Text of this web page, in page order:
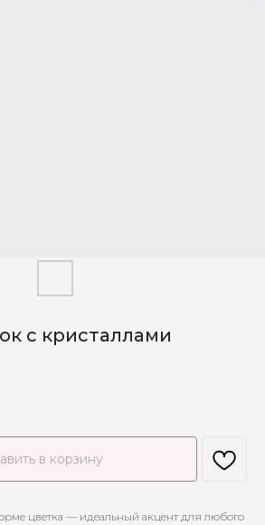
с кристаллами
в корзину
цветка — идеальный акцент для любого